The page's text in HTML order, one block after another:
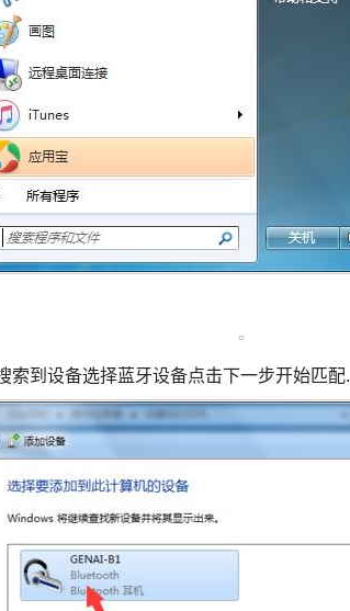
索到设备选择蓝牙设备点击下一步开始匹配.